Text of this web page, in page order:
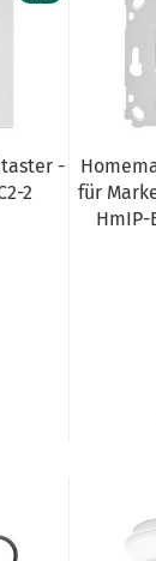
-
2
für
HmIP-